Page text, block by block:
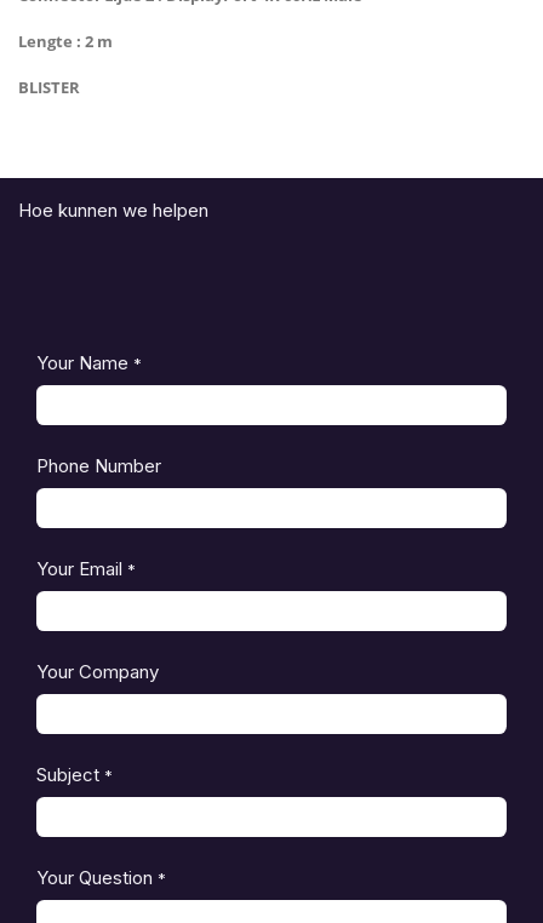
Lengte : 2 m
BLISTER
Hoe kunnen we helpen
Your Name *
Phone Number
Your Email *
Your Company
Subject *
Your Question *